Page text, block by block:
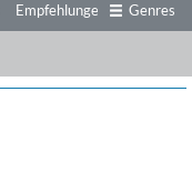
Empfehlungen Genres